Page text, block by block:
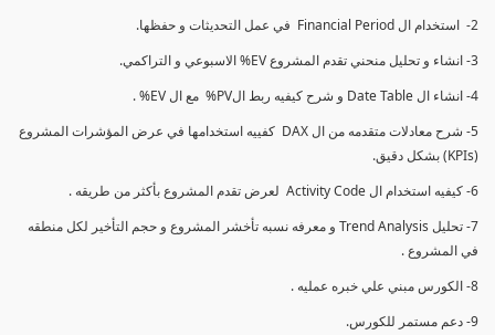
2- استخدام ال Financial Period في عمل التحديثات و حفظها.
3- انشاء و تحليل منحني تقدم المشروع EV% الاسبوعي و التراكمي.
4- انشاء ال Date Table و شرح كيفيه ربط الPV% مع ال EV% .
5- شرح معادلات متقدمه من ال DAX كفييه استخدامها في عرض المؤشرات المشروع
(KPIs) بشكل دقيق.
6- كيفيه استخدام ال Activity Code لعرض تقدم المشروع بأكثر من طريقه .
7- تحليل Trend Analysis و معرفه نسبه تأخشر المشروع و حجم التأخير لكل منطقه
في المشروع .
8- الكورس مبني علي خبره عمليه .
9- دعم مستمر للكورس.